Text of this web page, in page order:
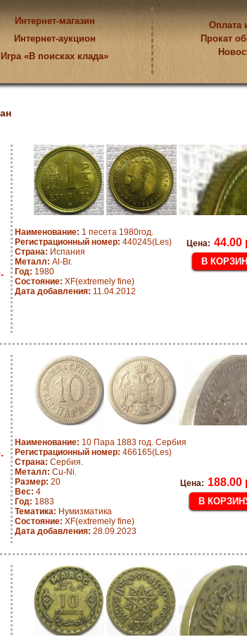
Интернет-магазин
Интернет-аукцион
Игра «В поисках клада»
Оплата
Прокат
Наименование: 1 песета 1980год.
Регистрационный номер: 440245(Les)
Страна: Испания
Металл: Al-Br.
Год: 1980
Состояние: XF(extremely fine)
Дата добавления: 11.04.2012
Цена: 44.00
Наименование: 10 Пара 1883 год. Сербия
Регистрационный номер: 466165(Les)
Страна: Сербия.
Металл: Cu-Ni.
Размер: 20
Вес: 4
Год: 1883
Тематика: Нумизматика
Состояние: XF(extremely fine)
Дата добавления: 28.09.2023
Цена: 188.00